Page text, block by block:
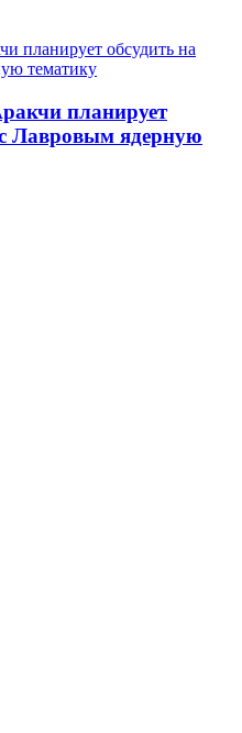
планирует
с Лавровым ядерную